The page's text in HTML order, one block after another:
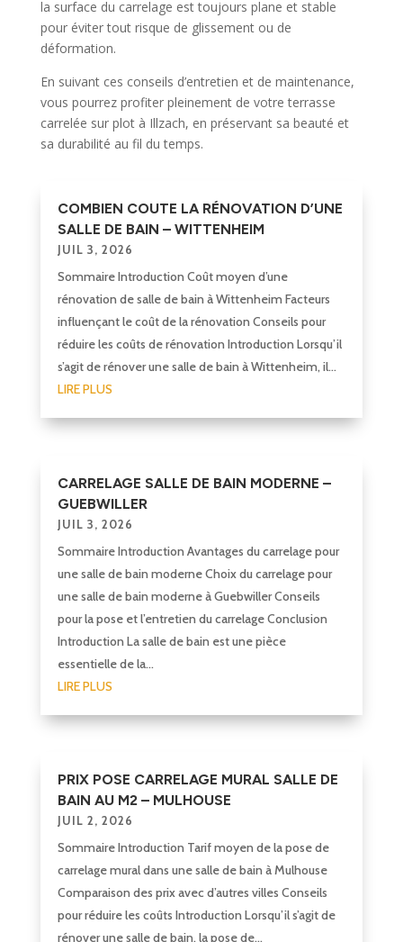
la surface du carrelage est toujours plane et stable
pour éviter tout risque de glissement ou de
déformation.
En suivant ces conseils d’entretien et de maintenance,
vous pourrez profiter pleinement de votre terrasse
carrelée sur plot à Illzach, en préservant sa beauté et
sa durabilité au fil du temps.
COMBIEN COUTE LA RÉNOVATION D’UNE
SALLE DE BAIN – WITTENHEIM
JUIL 3, 2026
Sommaire Introduction Coût moyen d’une
rénovation de salle de bain à Wittenheim Facteurs
influençant le coût de la rénovation Conseils pour
réduire les coûts de rénovation Introduction Lorsqu’il
s’agit de rénover une salle de bain à Wittenheim, il...
LIRE PLUS
CARRELAGE SALLE DE BAIN MODERNE –
GUEBWILLER
JUIL 3, 2026
Sommaire Introduction Avantages du carrelage pour
une salle de bain moderne Choix du carrelage pour
une salle de bain moderne à Guebwiller Conseils
pour la pose et l’entretien du carrelage Conclusion
Introduction La salle de bain est une pièce
essentielle de la...
LIRE PLUS
PRIX POSE CARRELAGE MURAL SALLE DE
BAIN AU M2 – MULHOUSE
JUIL 2, 2026
Sommaire Introduction Tarif moyen de la pose de
carrelage mural dans une salle de bain à Mulhouse
Comparaison des prix avec d’autres villes Conseils
pour réduire les coûts Introduction Lorsqu’il s’agit de
rénover une salle de bain, la pose de...